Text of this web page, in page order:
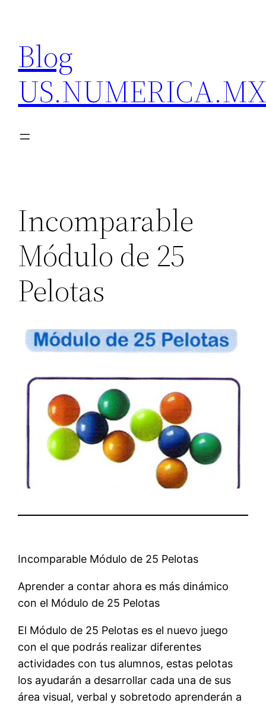
content
Blog
Incomparable
Módulo de 25
Pelotas
Incomparable Módulo de 25 Pelotas
Aprender a contar ahora es más dinámico
con el Módulo de 25 Pelotas
El Módulo de 25 Pelotas es el nuevo juego
con el que podrás realizar diferentes
actividades con tus alumnos, estas pelotas
los ayudarán a desarrollar cada una de sus
área visual, verbal y sobretodo aprenderán a